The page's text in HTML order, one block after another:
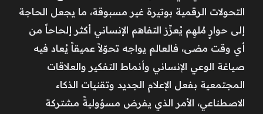
التحولات الرقمية بوتيرة غير مسبوقة، ما يجعل الحاجة
إلى حوارٍ مُلهِم يُعزّز التفاهم الإنساني أكثر إلحاحاً من
أي وقت مضى، فالعالم يواجه تحوّلاً عميقاً يُعاد فيه
صياغة الوعي الإنساني وأنماط التفكير والعلاقات
المجتمعية بفعل الإعلام الجديد وتقنيات الذكاء
الاصطناعي، الأمر الذي يفرض مسؤوليةً مشتركة